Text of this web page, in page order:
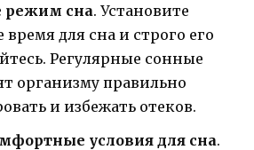
режим сна. Установите
для сна и строго его
Регулярные сонные
организму правильно
и избежать отеков.
условия для сна.